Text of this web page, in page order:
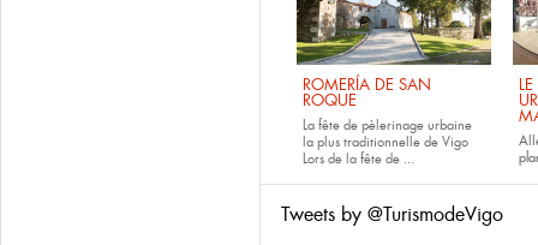
ROMERÍA DE SAN
ROQUE
La fête de pèlerinage urbaine
la plus traditionnelle de Vigo
Lors de la fête de ...
Tweets by @TurismodeVigo